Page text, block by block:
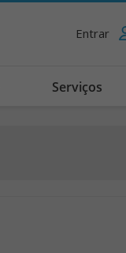
Entrar
Serviços